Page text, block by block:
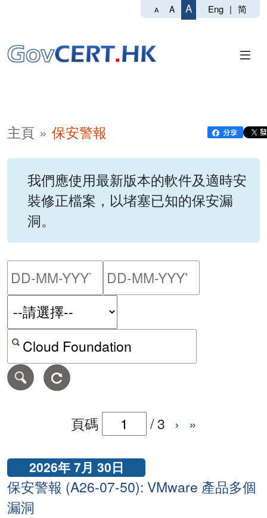
A A A Eng | 简
主頁 保安警報
我們應使用最新版本的軟件及適時安
裝修正檔案，以堵塞已知的保安漏
洞。
請輸入搜尋日期範圍的開
按關鍵字或 CVE ID 搜尋保安警報
頁碼 /3 › »
2026年 7月 30日
保安警報 (A26-07-50): VMware 產品多個
漏洞